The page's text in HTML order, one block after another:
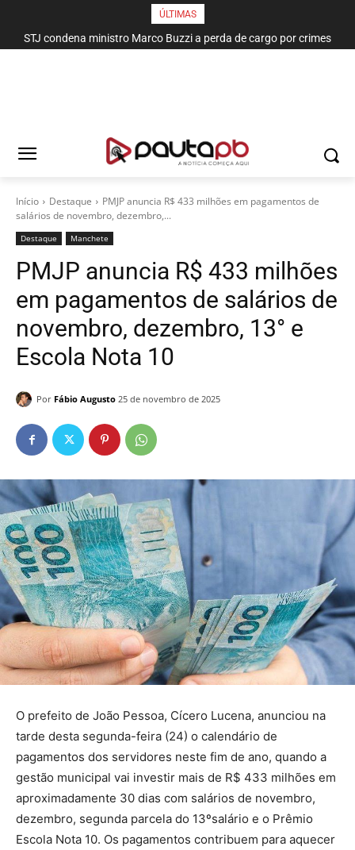
ÚLTIMAS
STJ condena ministro Marco Buzzi a perda de cargo por crimes
sexuais
Início Destaque
PMJP anuncia R$ 433 milhões em pagamentos de
salários de novembro, dezembro,...
Destaque Manchete
PMJP anuncia R$ 433 milhões
em pagamentos de salários de
novembro, dezembro, 13° e
Escola Nota 10
Por Fábio Augusto 25 de novembro de 2025
O prefeito de João Pessoa, Cícero Lucena, anunciou na
tarde desta segunda-feira (24) o calendário de
pagamentos dos servidores neste fim de ano, quando a
gestão municipal vai investir mais de R$ 433 milhões em
aproximadamente 30 dias com salários de novembro,
dezembro, segunda parcela do 13ºsalário e o Prêmio
Escola Nota 10. Os pagamentos contribuem para aquecer